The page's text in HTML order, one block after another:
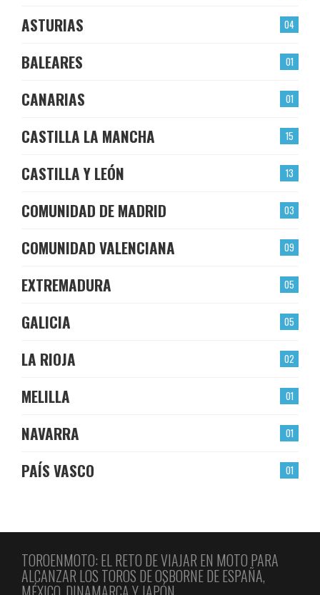
04
ASTURIAS
01
BALEARES
01
CANARIAS
15
CASTILLA LA MANCHA
13
CASTILLA Y LEÓN
03
COMUNIDAD DE MADRID
09
COMUNIDAD VALENCIANA
05
EXTREMADURA
05
GALICIA
02
LA RIOJA
01
MELILLA
01
NAVARRA
01
PAÍS VASCO
TOROENMOTO: EL RETO DE VIAJAR EN MOTO PARA
ALCANZAR LOS TOROS DE OSBORNE DE ESPAÑA,